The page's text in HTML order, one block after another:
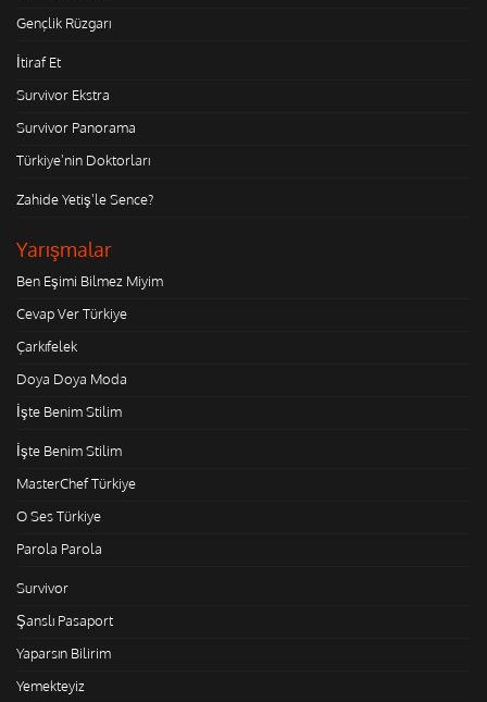
Gençlik Rüzgarı
İtiraf Et
Survivor Ekstra
Survivor Panorama
Türkiye'nin Doktorları
Zahide Yetiş'le Sence?
Yarışmalar
Ben Eşimi Bilmez Miyim
Cevap Ver Türkiye
Çarkıfelek
Doya Doya Moda
İşte Benim Stilim
İşte Benim Stilim
MasterChef Türkiye
O Ses Türkiye
Parola Parola
Survivor
Şanslı Pasaport
Yaparsın Bilirim
Yemekteyiz